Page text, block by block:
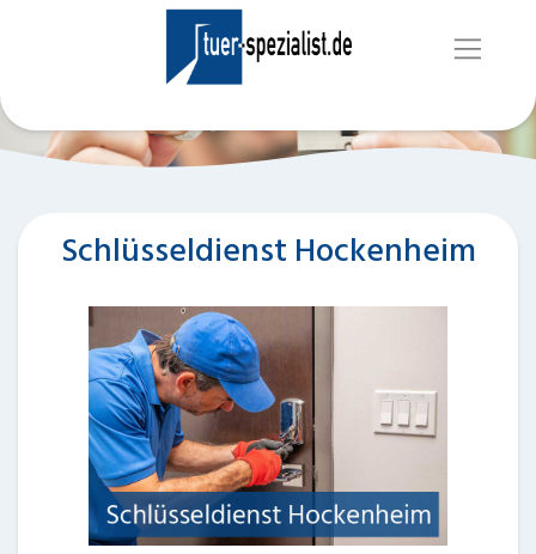
Schlüsseldienst Hockenheim